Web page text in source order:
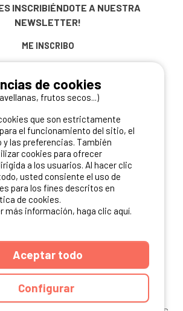
INSCRIBIÉNDOTE A NUESTRA
NEWSLETTER!
ME INSCRIBO
NUESTROS PARTNERS
de cookies
frutos secos...)
que son estrictamente
el funcionamiento del sitio, el
las preferencias. También
cookies para ofrecer
a los usuarios. Al hacer clic
usted consiente el uso de
para los fines descritos en
de cookies.
más información, haga clic aquí.
Aceptar todo
Configurar